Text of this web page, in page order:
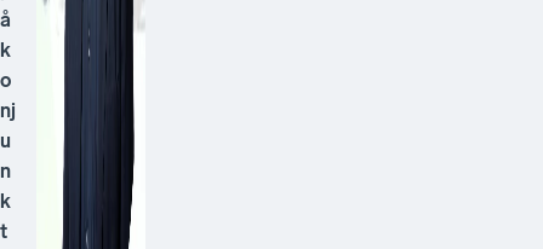
å
k
o
nj
u
n
k
t